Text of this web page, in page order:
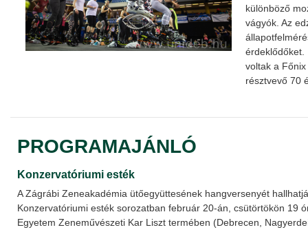
különböző
vágyók. Az
érdeklődőket.
voltak a
résztvevő 70
PROGRAMAJÁNLÓ
Konzervatóriumi esték
A Zágrábi Zeneakadémia ütőegyüttesének hangversenyét
Konzervatóriumi esték sorozatban február 20-án, csütörtökön 19
Egyetem Zeneművészeti Kar Liszt termében (Debrecen,